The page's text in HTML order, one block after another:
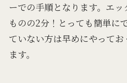
ーでの手順となります。エッ
ものの2分！とっても簡単に
ていない方は早めにやって
ます。